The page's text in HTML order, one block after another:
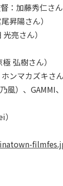
：加藤秀仁さん
昇陽さん）
亮さん）
弘樹さん）
ンマカズキさん
風）、GAMMI